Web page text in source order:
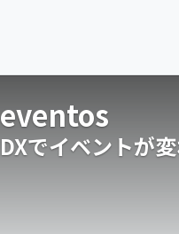
eventos
DXでイベントが